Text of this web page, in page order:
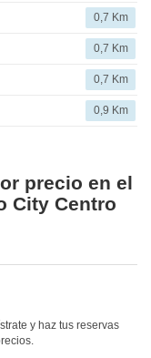
0,7 Km
0,7 Km
0,7 Km
0,9 Km
precio en el
City Centro
y haz tus reservas